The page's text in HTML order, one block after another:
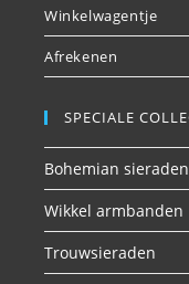
Winkelwagentje
Afrekenen
SPECIALE
Bohemian sieraden
Wikkel armbanden
Trouwsieraden